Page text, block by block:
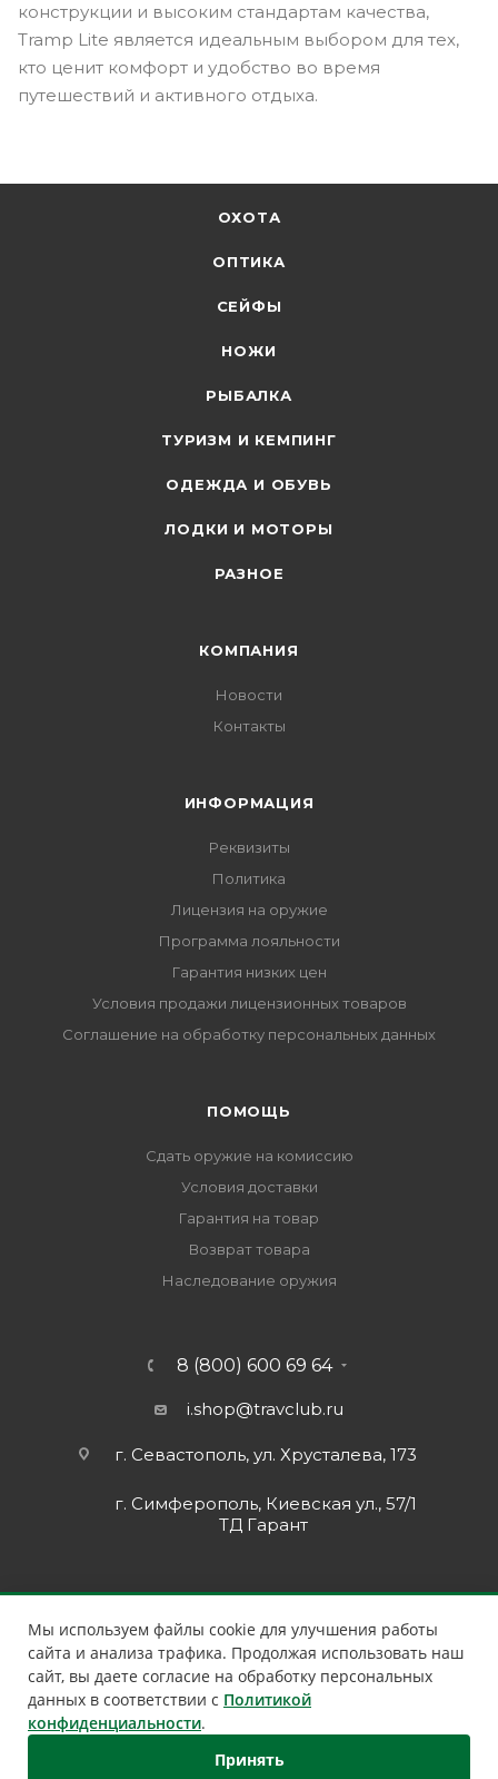
конструкции и высоким стандартам качества,
Tramp Lite является идеальным выбором для тех,
кто ценит комфорт и удобство во время
путешествий и активного отдыха.
ОХОТА
ОПТИКА
СЕЙФЫ
НОЖИ
РЫБАЛКА
ТУРИЗМ И КЕМПИНГ
ОДЕЖДА И ОБУВЬ
ЛОДКИ И МОТОРЫ
РАЗНОЕ
КОМПАНИЯ
Новости
Контакты
ИНФОРМАЦИЯ
Реквизиты
Политика
Лицензия на оружие
Программа лояльности
Гарантия низких цен
Условия продажи лицензионных товаров
Соглашение на обработку персональных данных
ПОМОЩЬ
Сдать оружие на комиссию
Условия доставки
Гарантия на товар
Возврат товара
Наследование оружия
8 (800) 600 69 64
i.shop@travclub.ru
г. Севастополь, ул. Хрусталева, 173
г. Симферополь, Киевская ул., 57/1
ТД Гарант
2026 © Клуб Путешественников
Мы используем файлы cookie для улучшения работы
сайта и анализа трафика. Продолжая использовать наш
сайт, вы даете согласие на обработку персональных
данных в соответствии с Политикой
конфиденциальности.
Принять